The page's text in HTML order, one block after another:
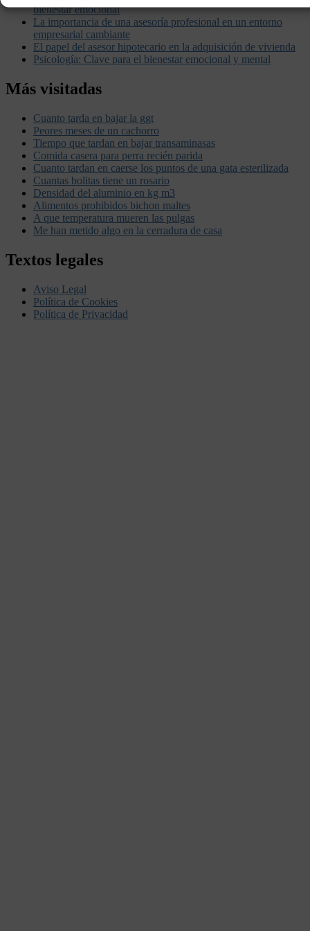
bienestar emocional
La importancia de una asesoría profesional en un entorno
empresarial cambiante
El papel del asesor hipotecario en la adquisición de vivienda
Psicología: Clave para el bienestar emocional y mental
Más visitadas
Cuanto tarda en bajar la ggt
Peores meses de un cachorro
Tiempo que tardan en bajar transaminasas
Comida casera para perra recién parida
Cuanto tardan en caerse los puntos de una gata esterilizada
Cuantas bolitas tiene un rosario
Densidad del aluminio en kg m3
Alimentos prohibidos bichon maltes
A que temperatura mueren las pulgas
Me han metido algo en la cerradura de casa
Textos legales
Aviso Legal
Política de Cookies
Política de Privacidad